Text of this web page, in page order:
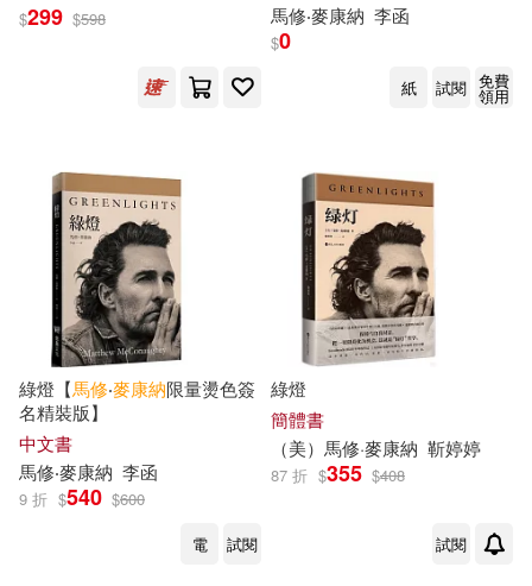
$299 $598
馬修‧麥康納 李函
$0
紙 試閱 免費
領用
綠燈【馬修‧麥康納限量燙色簽
名精裝版】
中文書
馬修‧麥康納 李函
9 折 $540 $600
電
試閱
綠燈
簡體書
（美） 馬修·麥康納 靳婷婷
87 折 $355 $408
試閱